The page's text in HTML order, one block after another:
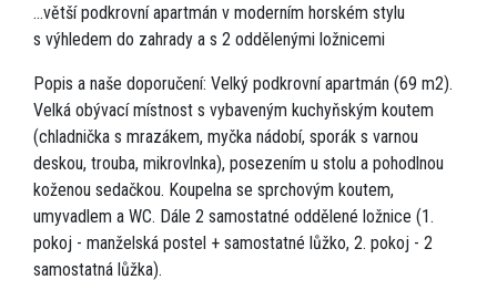
...větší podkrovní apartmán v moderním horském stylu
s výhledem do zahrady a s 2 oddělenými ložnicemi
Popis a naše doporučení: Velký podkrovní apartmán (69 m2).
Velká obývací místnost s vybaveným kuchyňským koutem
(chladnička s mrazákem, myčka nádobí, sporák s varnou
deskou, trouba, mikrovlnka), posezením u stolu a pohodlnou
koženou sedačkou. Koupelna se sprchovým koutem,
umyvadlem a WC. Dále 2 samostatné oddělené ložnice (1.
pokoj - manželská postel + samostatné lůžko, 2. pokoj - 2
samostatná lůžka).